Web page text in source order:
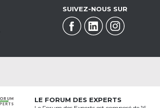
SUIVEZ-NOUS SUR
LE FORUM DES EXPERTS